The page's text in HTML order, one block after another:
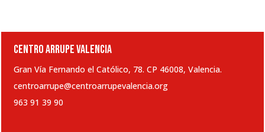
CENTRO ARRUPE VALENCIA
Gran Vía Fernando el Católico, 78. CP 46008, Valencia.
centroarrupe@centroarrupevalencia.org
963 91 39 90